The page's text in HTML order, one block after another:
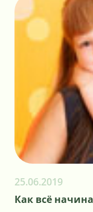
25.06.2019
Как всё